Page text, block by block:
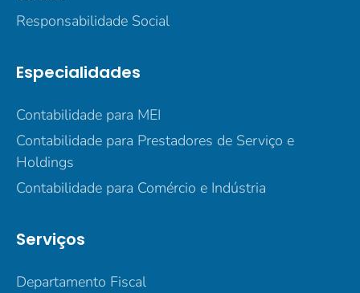
Responsabilidade Social
Especialidades
Contabilidade para MEI
Contabilidade para Prestadores de Serviço e
Holdings
Contabilidade para Comércio e Indústria
Serviços
Departamento Fiscal